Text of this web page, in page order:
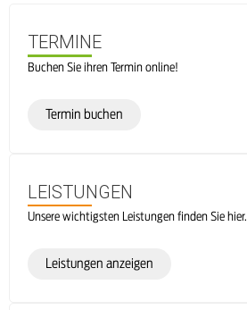
TERMINE
Buchen Sie ihren Termin online!
Termin buchen
LEISTUNGEN
Unsere wichtigsten Leistungen finden Sie hier.
Leistungen anzeigen